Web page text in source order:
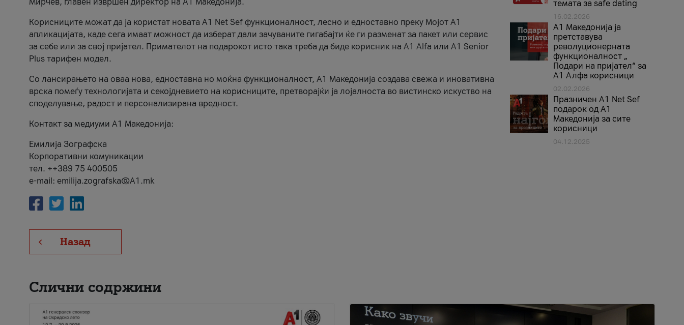
Корисниците можат да ја користат новата А1 Net Sef функционалност, лесно и едноставно преку Мојот А1
апликацијата, каде сега имаат можност да изберат дали зачуваните гигабајти ќе ги разменат за пакет или сервис
за себе или за свој пријател. Примателот на подарокот исто така треба да биде корисник на А1 Alfa или A1 Senior
Plus тарифен модел.
Со лансирањето на оваа нова, едноставна но моќна функционалност, А1 Македонија создава свежа и иновативна
врска помеѓу технологијата и секојдневието на корисниците, претворајќи ја лојалноста во вистинско искуство на
споделување, радост и персонализирана вредност.
Контакт за медиуми А1 Македонија:
Емилија Зографска
Корпоративни комуникации
тел. ++389 75 400505
e-mail: emilija.zografska@A1.mk
Назад
темата за safe dating
16.02.2026
А1 Македонија ја
претставува
револуционерната
функционалност „
Подари на пријател“ за
А1 Алфа корисници
02.02.2026
Празничен A1 Net Sеf
подарок од А1
Македонија за сите
корисници
04.12.2025
Слични содржини